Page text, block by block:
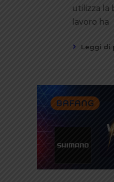
utilizza la
lavoro ha
Leggi di